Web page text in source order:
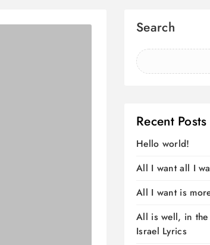
Search
Recent Posts
Hello world!
All I want all I
All I want is
All is well, in
Israel Lyrics